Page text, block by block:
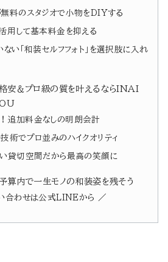
料のスタジオで小物をDIYする
用して基本料金を抑える
い「和装セルフフォト」を選択肢に入れ
格安＆プロ級の質を叶えるならINAI
追加料金なしの明朗会計
術でプロ並みのハイクオリティ
い貸切空間だから最高の笑顔に
予算内で一生モノの和装姿を残そう
合わせは公式LINEから ／